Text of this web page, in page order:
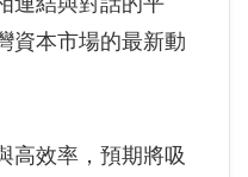
資本市場的最新動
高效率，預期將吸